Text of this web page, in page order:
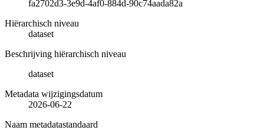
fa2702d3-3e9d-4af0-884d-90c74aada82a
Hiërarchisch niveau
dataset
Beschrijving hiërarchisch niveau
dataset
Metadata wijzigingsdatum
2026-06-22
Naam metadatastandaard